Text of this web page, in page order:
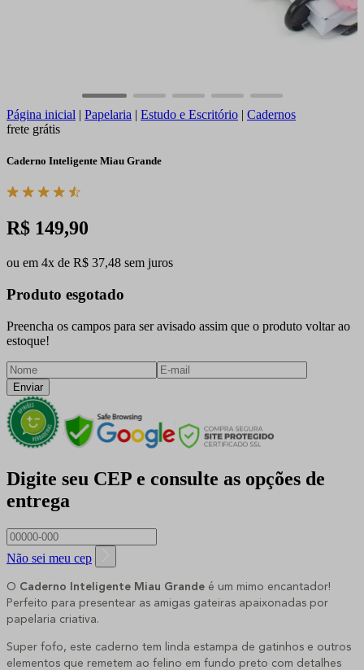
Página inicial | Papelaria | Estudo e Escritório | Cadernos
frete grátis
Caderno Inteligente Miau Grande
R$ 149,90
ou em 4x de R$ 37,48 sem juros
Produto esgotado
Preencha os campos para ser avisado assim que o produto voltar ao
estoque!
Enviar
Digite seu CEP e consulte as opções de
entrega
Não sei meu cep
O Caderno Inteligente Miau Grande é um mimo encantador!
Perfeito para presentear as amigas gateiras apaixonadas por
papelaria criativa.
Super fofo, este caderno tem linda estampa de gatinhos e outros
elementos que remetem ao felino em fundo preto com detalhes